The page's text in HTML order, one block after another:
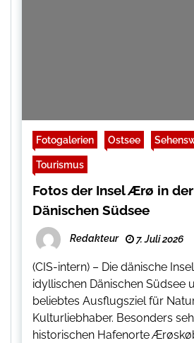
Fotogalerien Ostsee
Tourismus
Fotos der Insel Ærø in
Dänischen Südsee
Redakteur 7. Juli 2026
(CIS-intern) – Die dänische
idyllischen Dänischen Südsee
beliebtes Ausflugsziel für
Kulturliebhaber. Besonders
historischen Hafenorte